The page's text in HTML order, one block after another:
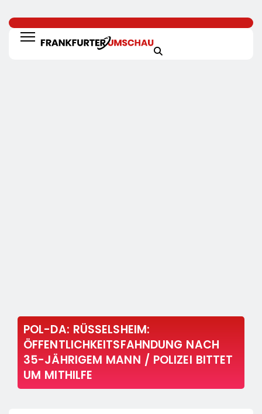
POL-DA: RÜSSELSHEIM:
ÖFFENTLICHKEITSFAHNDUNG NACH
35-JÄHRIGEM MANN / POLIZEI BITTET
UM MITHILFE